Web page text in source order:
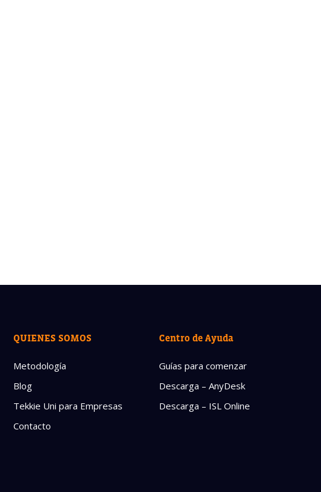
QUIENES SOMOS
Metodología
Blog
Tekkie Uni para Empresas
Contacto
Centro de Ayuda
Guías para comenzar
Descarga – AnyDesk
Descarga – ISL Online